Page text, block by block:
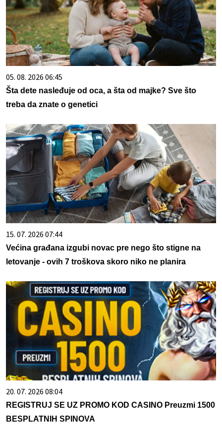
05. 08. 2026 06:45
Šta dete nasleđuje od oca, a šta od majke? Sve što
treba da znate o genetici
15. 07. 2026 07:44
Većina građana izgubi novac pre nego što stigne na
letovanje - ovih 7 troškova skoro niko ne planira
20. 07. 2026 08:04
REGISTRUJ SE UZ PROMO KOD CASINO Preuzmi 1500
BESPLATNIH SPINOVA